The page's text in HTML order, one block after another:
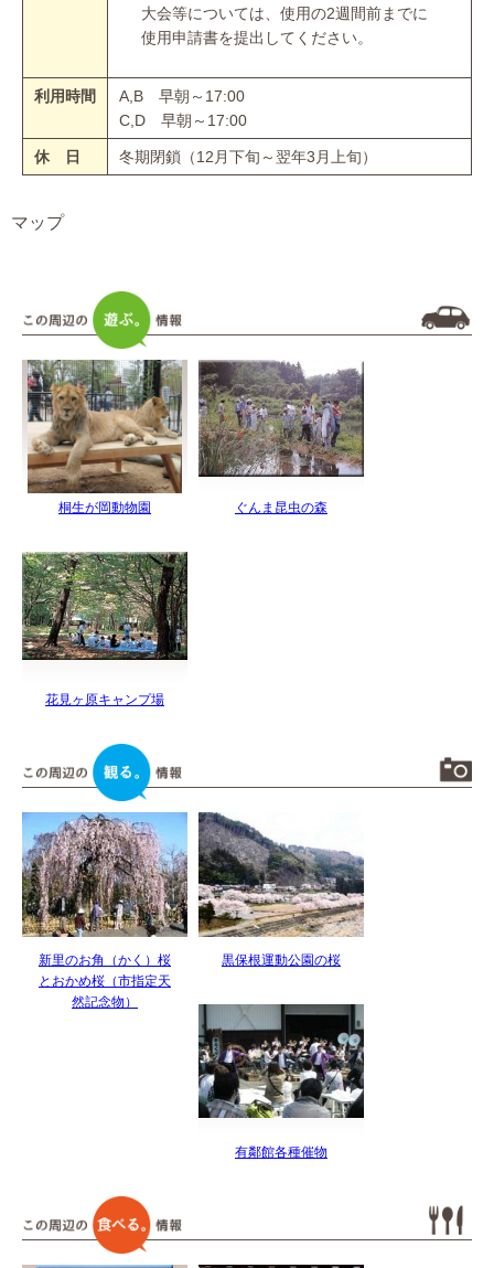
大会等については、使用の2週間前までに
使用申請書を提出してください。
利用時間
A,B 早朝～17:00
C,D 早朝～17:00
休 日 冬期閉鎖（12月下旬～翌年3月上旬）
マップ
桐生が岡動物園 ぐんま昆虫の森
花見ヶ原キャンプ場
新里のお角（かく）桜
とおかめ桜（市指定天
然記念物）
黒保根運動公園の桜
有鄰館各種催物